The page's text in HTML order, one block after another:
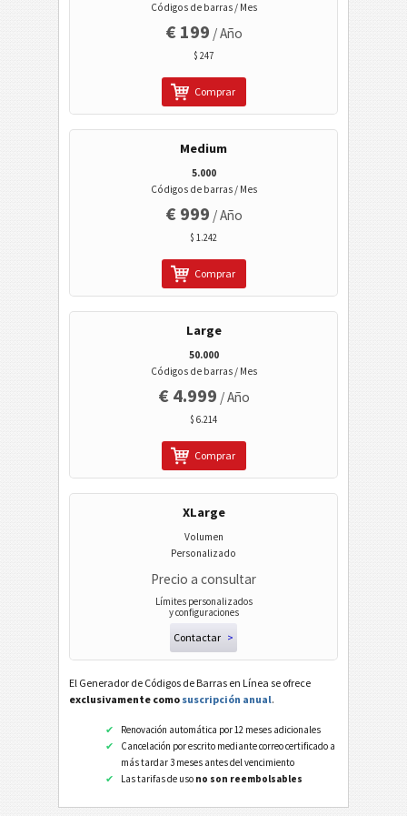
Perfil LinkedIn de usuario
Perfil LinkedIn de empresa
Compartir LinkedIn
Buscar editorial en Google Play
Buscar paquete en Google Play
Data Matrix
Aztec
Códigos de sanidad
Códigos ISBN
Tarjetas de visita
Eventos
Código Wi-Fi
Códigos de barras / Mes
€ 199 / Año
$ 247
Comprar
Medium
5.000
Códigos de barras / Mes
€ 999 / Año
$ 1.242
Comprar
Large
50.000
Códigos de barras / Mes
€ 4.999 / Año
$ 6.214
Comprar
XLarge
Volumen
Personalizado
Precio a consultar
Límites personalizados
y configuraciones
Contactar >
El Generador de Códigos de Barras en Línea se ofrece
exclusivamente como suscripción anual.
Renovación automática por 12 meses adicionales
Cancelación por escrito mediante correo certificado a
más tardar 3 meses antes del vencimiento
Las tarifas de uso no son reembolsables